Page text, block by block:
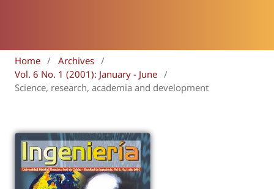
Home / Archives /
Vol. 6 No. 1 (2001): January - June /
Science, research, academia and development